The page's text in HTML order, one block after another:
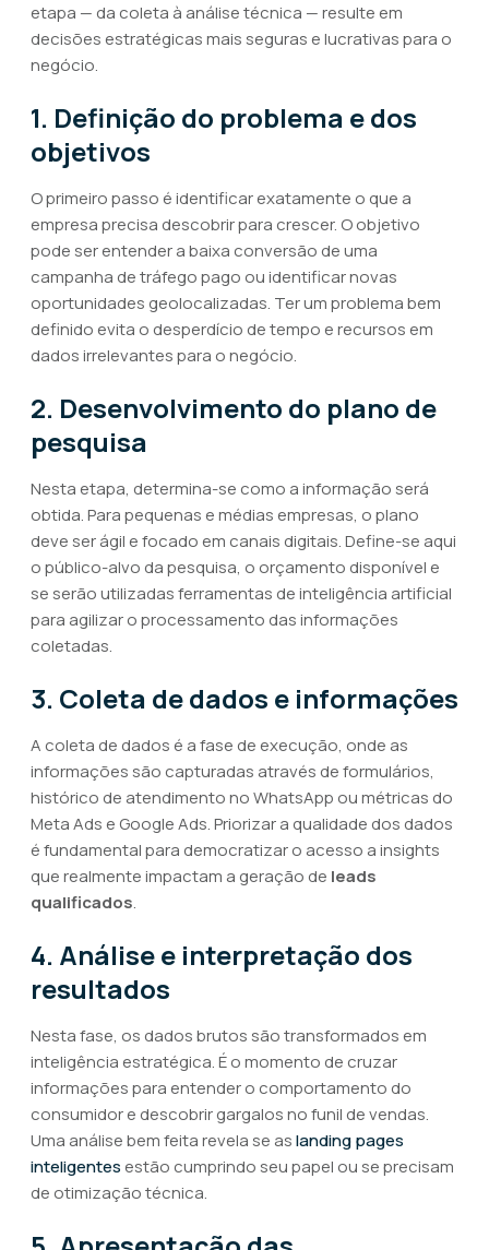
etapa — da coleta à análise técnica — resulte em
decisões estratégicas mais seguras e lucrativas para o
negócio.
1. Definição do problema e dos
objetivos
O primeiro passo é identificar exatamente o que a
empresa precisa descobrir para crescer. O objetivo
pode ser entender a baixa conversão de uma
campanha de tráfego pago ou identificar novas
oportunidades geolocalizadas. Ter um problema bem
definido evita o desperdício de tempo e recursos em
dados irrelevantes para o negócio.
2. Desenvolvimento do plano de
pesquisa
Nesta etapa, determina-se como a informação será
obtida. Para pequenas e médias empresas, o plano
deve ser ágil e focado em canais digitais. Define-se aqui
o público-alvo da pesquisa, o orçamento disponível e
se serão utilizadas ferramentas de inteligência artificial
para agilizar o processamento das informações
coletadas.
3. Coleta de dados e informações
A coleta de dados é a fase de execução, onde as
informações são capturadas através de formulários,
histórico de atendimento no WhatsApp ou métricas do
Meta Ads e Google Ads. Priorizar a qualidade dos dados
é fundamental para democratizar o acesso a insights
que realmente impactam a geração de leads
qualificados.
4. Análise e interpretação dos
resultados
Nesta fase, os dados brutos são transformados em
inteligência estratégica. É o momento de cruzar
informações para entender o comportamento do
consumidor e descobrir gargalos no funil de vendas.
Uma análise bem feita revela se aslanding pages
inteligentes estão cumprindo seu papel ou se precisam
de otimização técnica.